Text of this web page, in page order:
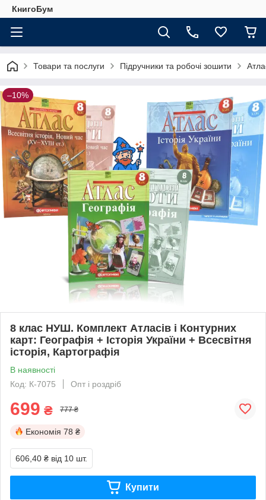
КнигоБум
Товари та послуги Підручники та робочі зошити
–10%
8 клас НУШ. Комплект Атласів і Контурних
карт: Географія + Історія України + Всесвітня
історія, Картографія
В наявності
Код: К-7075
Опт і роздріб
699 ₴ 777 ₴
Економія 78 ₴
606,40 ₴ від 10 шт.
Купити